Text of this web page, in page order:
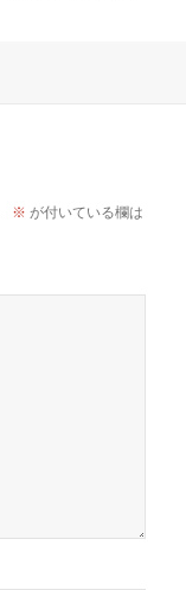
※ が付いている欄は